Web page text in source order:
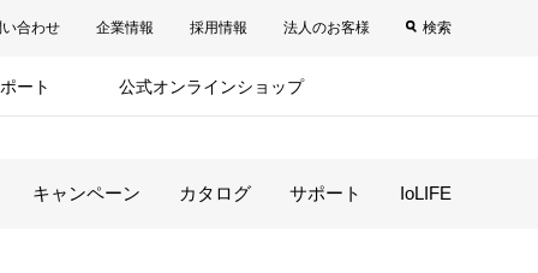
合わせ 企業情報 採用情報 法人のお客様 検索
ート 公式オンラインショップ
キャンペーン カタログ サポート IoLIFE